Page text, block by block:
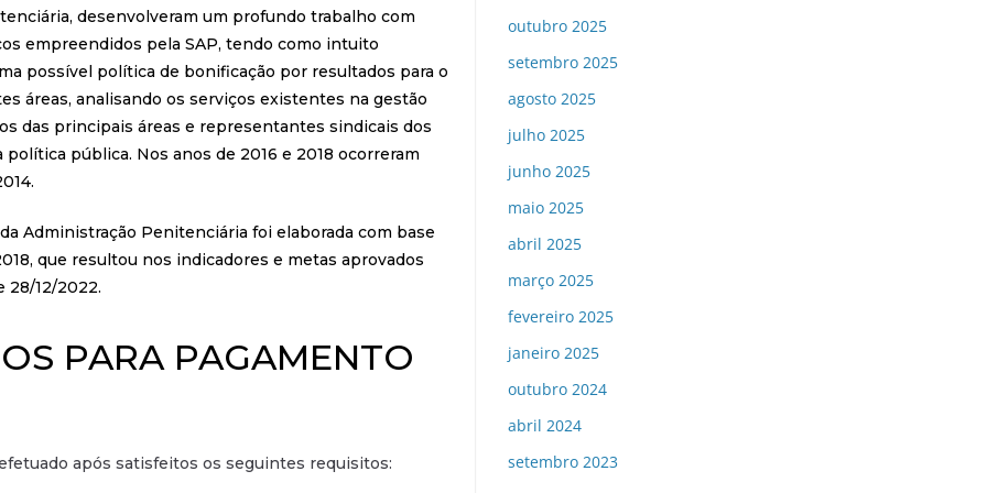
desenvolveram um profundo trabalho com
empreendidos pela SAP, tendo como intuito
possível política de bonificação por resultados para o
áreas, analisando os serviços existentes na gestão
das principais áreas e representantes sindicais dos
pública. Nos anos de 2016 e 2018 ocorreram
Administração Penitenciária foi elaborada com base
que resultou nos indicadores e metas aprovados
28/12/2022.
PARA PAGAMENTO
após satisfeitos os seguintes requisitos:
outubro 2025
setembro 2025
agosto 2025
julho 2025
junho 2025
maio 2025
abril 2025
março 2025
fevereiro 2025
janeiro 2025
outubro 2024
abril 2024
setembro 2023